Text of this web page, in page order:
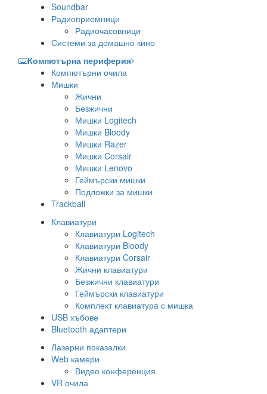
Soundbar
Радиоприемници
Радиочасовници
Системи за домашно кино
Компютърна периферия
Компютърни очила
Мишки
Жични
Безжични
Мишки Logitech
Мишки Bloody
Мишки Razer
Мишки Corsair
Мишки Lenovo
Геймърски мишки
Подложки за мишки
Trackball
Клавиатури
Клавиатури Logitech
Клавиатури Bloody
Клавиатури Corsair
Жични клавиатури
Безжични клавиатури
Геймърски клавиатури
Комплект клавиатурa с мишка
USB хъбове
Bluetooth адаптери
Лазерни показалки
Web камери
Видео конференция
VR очила